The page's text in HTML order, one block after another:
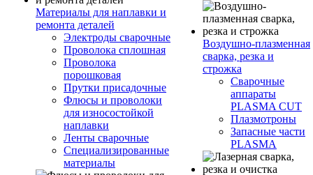
Материалы для наплавки и
ремонта деталей
Электроды сварочные
Проволока сплошная
Проволока
порошковая
Прутки присадочные
Флюсы и проволоки
для износостойкой
наплавки
Ленты сварочные
Специализированные
материалы
Воздушно-плазменная
сварка, резка и
строжка
Сварочные
аппараты
PLASMA CUT
Плазмотроны
Запасные части
PLASMA